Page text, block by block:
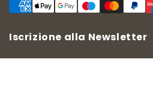
Iscrizione alla Newsletter